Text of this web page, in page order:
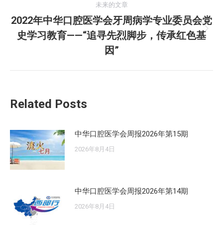
文
章：
未来的文章
未
来
2022年中华口腔医学会牙周病学专业委员会党
史学习教育——“追寻先烈脚步，传承红色基
因”
Related Posts
中华口腔医学会周报2026年第15期
2026年8月4日
中华口腔医学会周报2026年第14期
2026年8月4日